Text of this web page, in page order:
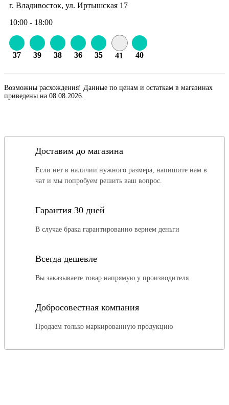
г. Владивосток, ул. Иртышская 17
10:00 - 18:00
37 39 38 36 35 41 40
Возможны расхождения! Данные по ценам и остаткам в магазинах
приведены на 08.08.2026.
Доставим до магазина
Если нет в наличии нужного размера, напишите нам в
чат и мы попробуем решить ваш вопрос.
Гарантия 30 дней
В случае брака гарантированно вернем деньги
Всегда дешевле
Вы заказываете товар напрямую у производителя
Добросовестная компания
Продаем только маркированную продукцию